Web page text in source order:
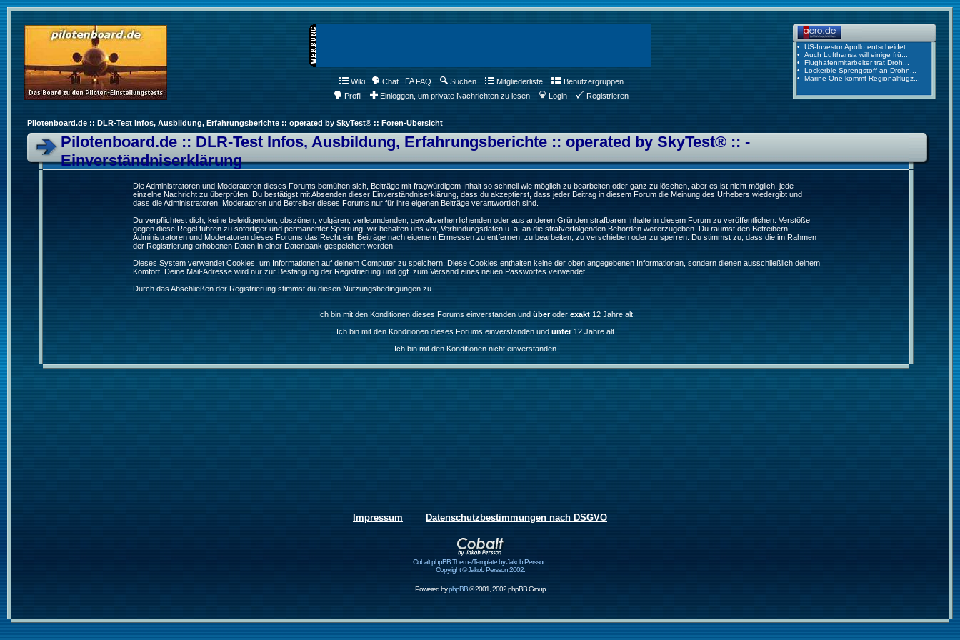
Wiki Chat FAQ Suchen Mitgliederliste
Benutzergruppen
Profil
Einloggen, um private Nachrichten zu lesen Login Registrieren
Pilotenboard.de :: DLR-Test Infos, Ausbildung, Erfahrungsberichte :: operated by SkyTest® :: Foren-Übersicht
Pilotenboard.de :: DLR-Test Infos, Ausbildung, Erfahrungsberichte :: operated by SkyTest® :: -
Einverständniserklärung
Die Administratoren und Moderatoren dieses Forums bemühen sich, Beiträge mit fragwürdigem Inhalt so schnell wie möglich zu bearbeiten oder ganz zu löschen, aber es ist nicht möglich, jede
einzelne Nachricht zu überprüfen. Du bestätigst mit Absenden dieser Einverständniserklärung, dass du akzeptierst, dass jeder Beitrag in diesem Forum die Meinung des Urhebers wiedergibt und
dass die Administratoren, Moderatoren und Betreiber dieses Forums nur für ihre eigenen Beiträge verantwortlich sind.
Du verpflichtest dich, keine beleidigenden, obszönen, vulgären, verleumdenden, gewaltverherrlichenden oder aus anderen Gründen strafbaren Inhalte in diesem Forum zu veröffentlichen. Verstöße
gegen diese Regel führen zu sofortiger und permanenter Sperrung, wir behalten uns vor, Verbindungsdaten u. ä. an die strafverfolgenden Behörden weiterzugeben. Du räumst den Betreibern,
Administratoren und Moderatoren dieses Forums das Recht ein, Beiträge nach eigenem Ermessen zu entfernen, zu bearbeiten, zu verschieben oder zu sperren. Du stimmst zu, dass die im Rahmen
der Registrierung erhobenen Daten in einer Datenbank gespeichert werden.
Dieses System verwendet Cookies, um Informationen auf deinem Computer zu speichern. Diese Cookies enthalten keine der oben angegebenen Informationen, sondern dienen ausschließlich deinem
Komfort. Deine Mail-Adresse wird nur zur Bestätigung der Registrierung und ggf. zum Versand eines neuen Passwortes verwendet.
Durch das Abschließen der Registrierung stimmst du diesen Nutzungsbedingungen zu.
Ich bin mit den Konditionen dieses Forums einverstanden und überoder exakt12 Jahre alt.
Ich bin mit den Konditionen dieses Forums einverstanden und unter12 Jahre alt.
Ich bin mit den Konditionen nicht einverstanden.
Impressum Datenschutzbestimmungen nach DSGVO
Cobalt phpBB Theme/Template by Jakob Persson.
Copyright © Jakob Persson 2002.
Powered byphpBB© 2001, 2002 phpBB Group